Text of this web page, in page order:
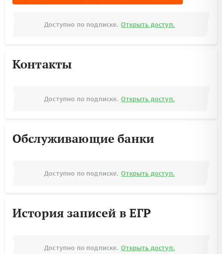
Доступно по подписке. Открыть доступ.
Контакты
Доступно по подписке. Открыть доступ.
Обслуживающие банки
Доступно по подписке. Открыть доступ.
История записей в ЕГР
Доступно по подписке. Открыть доступ.